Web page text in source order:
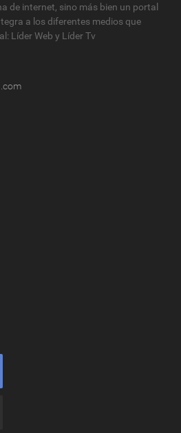
de internet, sino más bien un portal
a los diferentes medios que
Líder Web y Líder Tv